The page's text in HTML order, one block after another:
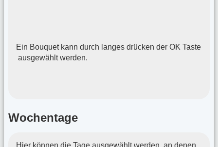
Ein Bouquet kann durch langes drücken der OK Taste
ausgewählt werden.
Wochentage